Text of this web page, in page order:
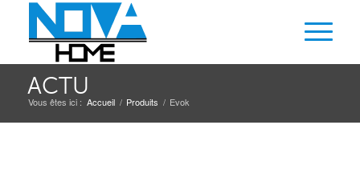
ACTU
Vous êtes ici : Accueil / Produits / Evok